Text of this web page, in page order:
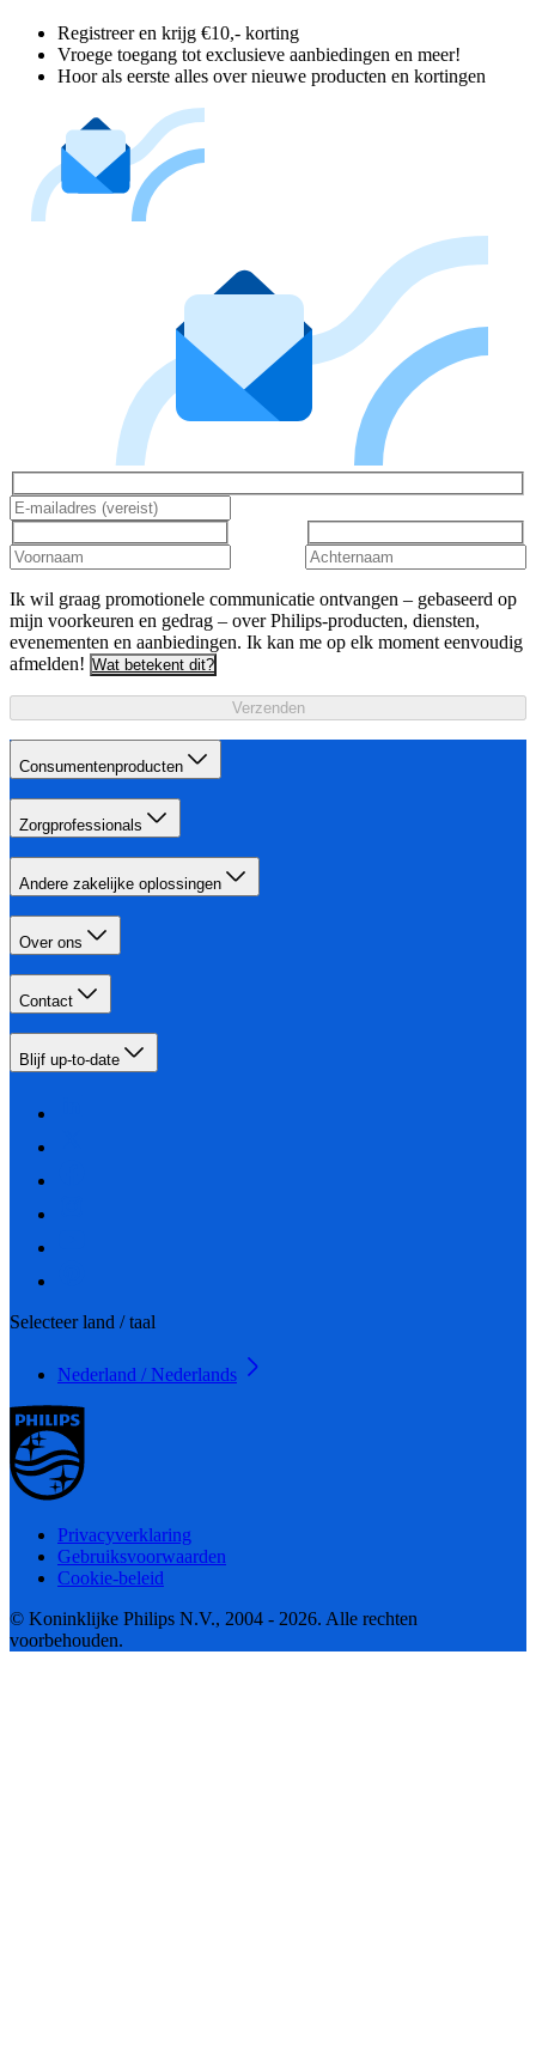
Registreer en krijg €10,- korting
Vroege toegang tot exclusieve aanbiedingen en meer!
Hoor als eerste alles over nieuwe producten en kortingen
Ik wil graag promotionele communicatie ontvangen – gebaseerd op
mijn voorkeuren en gedrag – over Philips-producten, diensten,
evenementen en aanbiedingen. Ik kan me op elk moment eenvoudig
afmelden! Wat betekent dit?
Verzenden
Consumentenproducten
Zorgprofessionals
Andere zakelijke oplossingen
Over ons
Contact
Blijf up-to-date
Selecteer land / taal
Nederland / Nederlands
Privacyverklaring
Gebruiksvoorwaarden
Cookie-beleid
© Koninklijke Philips N.V., 2004 - 2026. Alle rechten
voorbehouden.